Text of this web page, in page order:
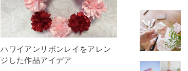
ハワイアンリボンレイをアレン
ジした作品アイデア